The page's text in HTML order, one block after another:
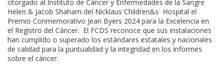
otorgado al Instituto de Cáncer y Enfermedades de la Sangre
Helen & Jacob Shaham del Nicklaus Children&s Hospital el
Premio Conmemorativo Jean Byers 2024 para la Excelencia en
el Registro del Cáncer. El FCDS reconoce que sus instalaciones
han cumplido o superado los estándares estatales y nacionales
de calidad para la puntualidad y la integridad en los informes
sobre el cáncer.